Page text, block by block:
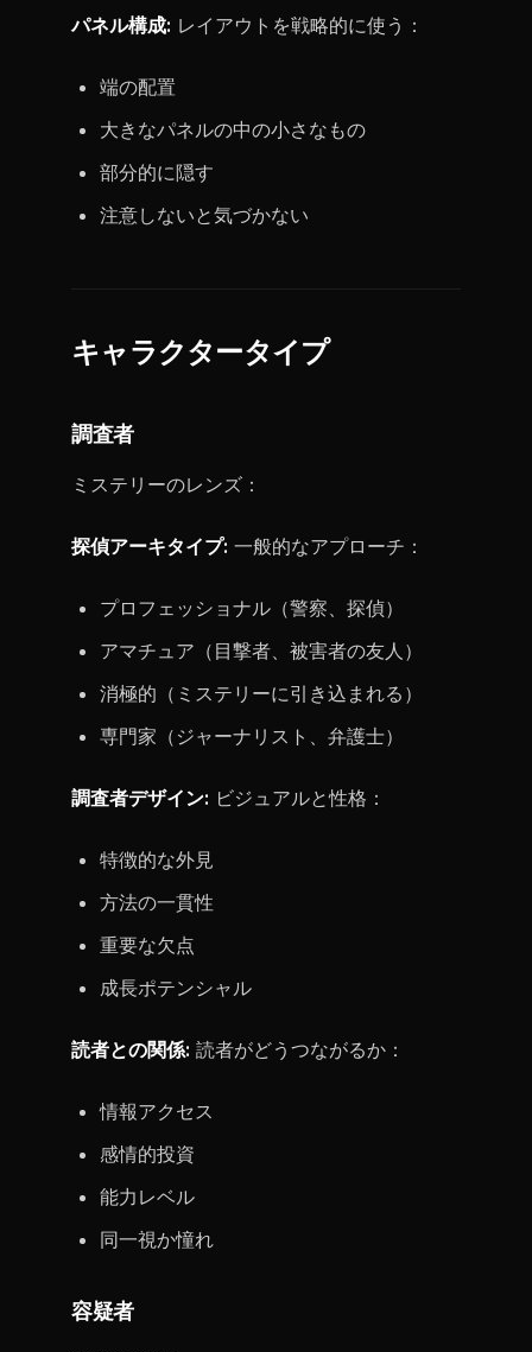
パネル構成: レイアウトを戦略的に使う：
端の配置
大きなパネルの中の小さなもの
部分的に隠す
注意しないと気づかない
キャラクタータイプ
調査者
ミステリーのレンズ：
探偵アーキタイプ: 一般的なアプローチ：
プロフェッショナル（警察、探偵）
アマチュア（目撃者、被害者の友人）
消極的（ミステリーに引き込まれる）
専門家（ジャーナリスト、弁護士）
調査者デザイン: ビジュアルと性格：
特徴的な外見
方法の一貫性
重要な欠点
成長ポテンシャル
読者との関係: 読者がどうつながるか：
情報アクセス
感情的投資
能力レベル
同一視か憧れ
容疑者